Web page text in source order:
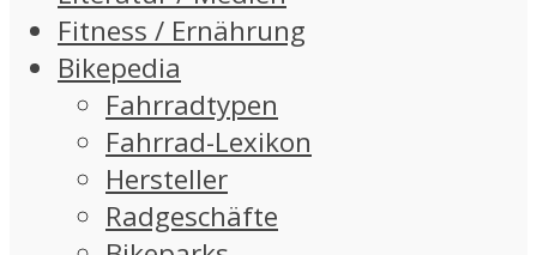
Fitness / Ernährung
Bikepedia
Fahrradtypen
Fahrrad-Lexikon
Hersteller
Radgeschäfte